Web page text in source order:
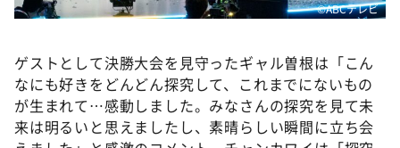
©ABCテレビ
ゲストとして決勝大会を見守ったギャル曽根は「こん
なにも好きをどんどん探究して、これまでにないもの
が生まれて…感動しました。みなさんの探究を見て未
来は明るいと思えましたし、素晴らしい瞬間に立ち会